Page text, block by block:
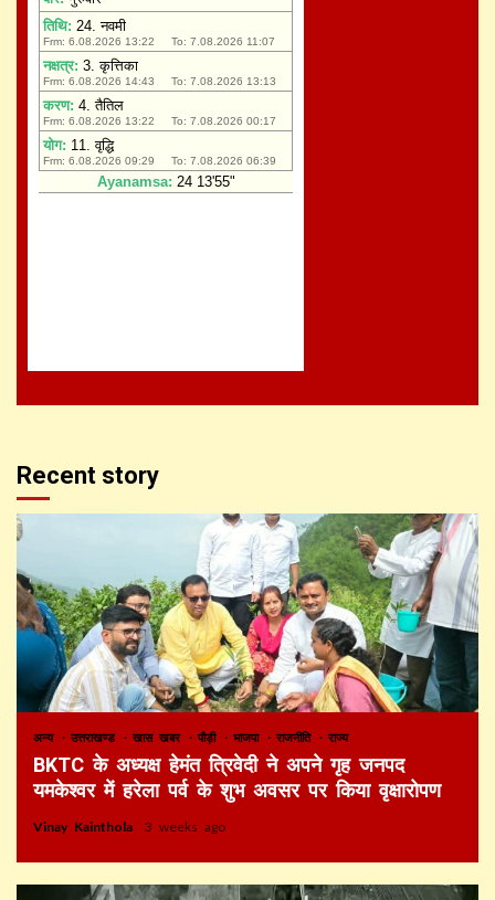
Recent story
अन्य उत्तराखण्ड खास खबर पौड़ी भाजपा राजनीति राज्य
BKTC के अध्यक्ष हेमंत त्रिवेदी ने अपने गृह जनपद
यमकेश्वर में हरेला पर्व के शुभ अवसर पर किया वृक्षारोपण
Vinay Kainthola 3 weeks ago